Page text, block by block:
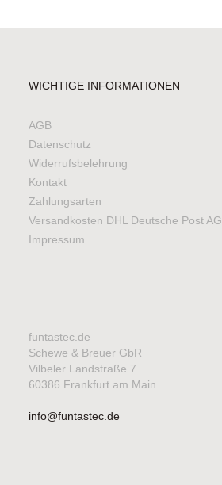
WICHTIGE INFORMATIONEN
AGB
Datenschutz
Widerrufsbelehrung
Kontakt
Zahlungsarten
Versandkosten DHL Deutsche Post AG
Impressum
funtastec.de
Schewe & Breuer GbR
Vilbeler Landstraße 7
60386 Frankfurt am Main
info@funtastec.de